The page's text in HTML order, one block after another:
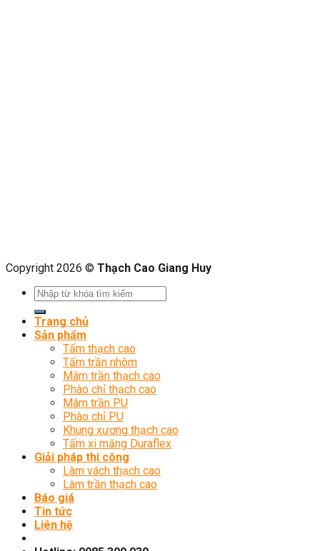
Copyright 2026 © Thạch Cao Giang Huy
Trang chủ
Sản phẩm
Tấm thạch cao
Tấm trần nhôm
Mâm trần thạch cao
Phào chỉ thạch cao
Mâm trần PU
Phào chỉ PU
Khung xương thạch cao
Tấm xi măng Duraflex
Giải pháp thi công
Làm vách thạch cao
Làm trần thạch cao
Báo giá
Tin tức
Liên hệ